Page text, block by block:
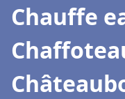
Chauffe